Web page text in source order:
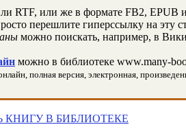
RTF, или же в формате FB2, EPUB
перешлите гиперссылку на эту
можно поискать, например, в
можно в библиотеке www.many-
полная версия, электронная,
КНИГУ В БИБЛИОТЕКЕ